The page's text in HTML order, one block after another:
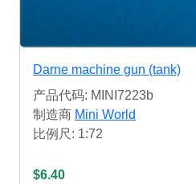
Darne machine gun (tank)
产品代码: MINI7223b
制造商 Mini World
比例尺: 1:72
$6.40